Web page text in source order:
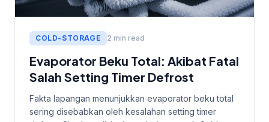
COLD-STORAGE 2 min read
Evaporator Beku Total: Akibat Fatal
Salah Setting Timer Defrost
Fakta lapangan menunjukkan evaporator beku total
sering disebabkan oleh kesalahan setting timer